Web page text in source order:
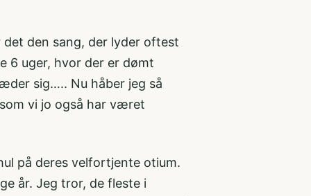
det den sang, der lyder oftest
6 uger, hvor der er dømt
sig….. Nu håber jeg så
vi jo også har været
på deres velfortjente otium.
år. Jeg tror, de fleste i